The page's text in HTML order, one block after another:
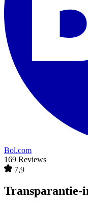
Bol.com
169 Reviews
7,9
Transparantie-